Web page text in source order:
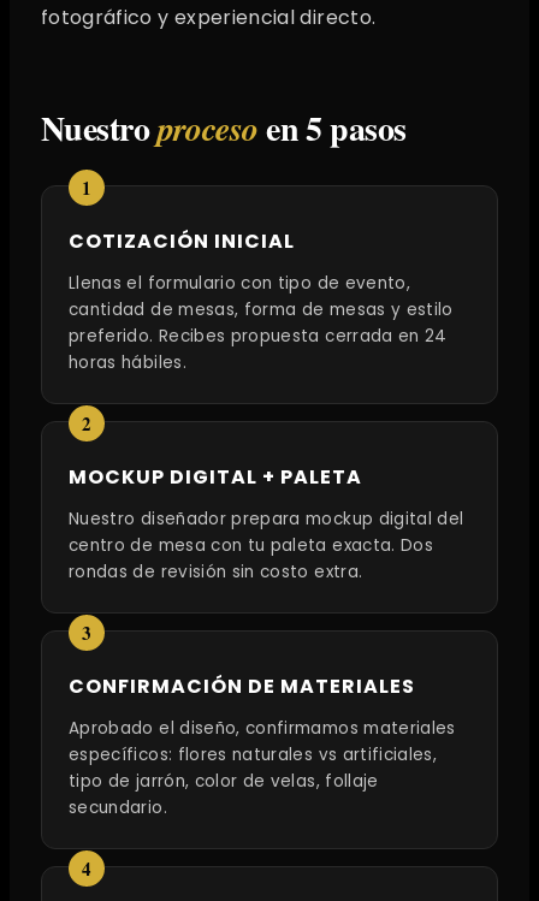
fotográfico y experiencial directo.
Nuestroprocesoen 5 pasos
COTIZACIÓN INICIAL
Llenas el formulario con tipo de evento,
cantidad de mesas, forma de mesas y estilo
preferido. Recibes propuesta cerrada en 24
horas hábiles.
MOCKUP DIGITAL + PALETA
Nuestro diseñador prepara mockup digital del
centro de mesa con tu paleta exacta. Dos
rondas de revisión sin costo extra.
CONFIRMACIÓN DE MATERIALES
Aprobado el diseño, confirmamos materiales
específicos: flores naturales vs artificiales,
tipo de jarrón, color de velas, follaje
secundario.